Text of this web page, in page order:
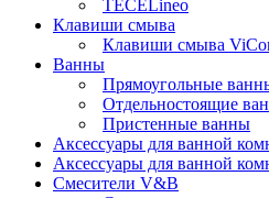
TECELineo
Клавиши смыва
Клавиши смыва
Ванны
Прямоугольные
Отдельностоящие
Пристенные ванны
Аксессуары для ванной
Аксессуары для ванной
Смесители V&B